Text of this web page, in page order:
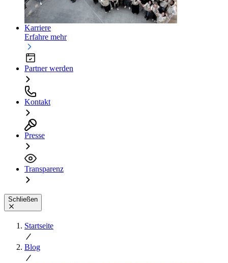
Karriere
Erfahre mehr
Partner werden
Kontakt
Presse
Transparenz
Schließen
Startseite
Blog